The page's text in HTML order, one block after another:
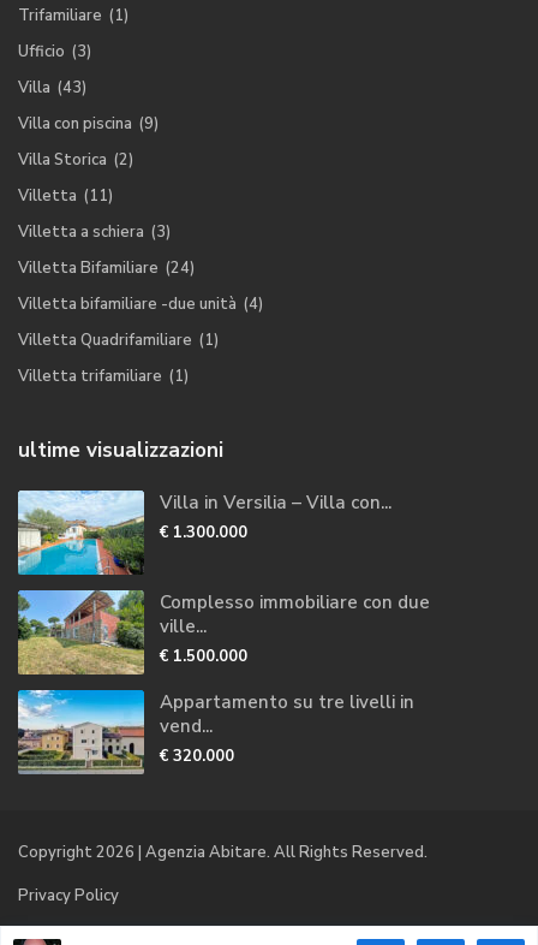
Trifamiliare (1)
Ufficio (3)
Villa (43)
Villa con piscina (9)
Villa Storica (2)
Villetta (11)
Villetta a schiera (3)
Villetta Bifamiliare (24)
Villetta bifamiliare -due unità (4)
Villetta Quadrifamiliare (1)
Villetta trifamiliare (1)
ultime visualizzazioni
Villa in Versilia – Villa con...
€ 1.300.000
Complesso immobiliare con due
ville...
€ 1.500.000
Appartamento su tre livelli in
vend...
€ 320.000
Copyright 2026 | Agenzia Abitare. All Rights Reserved.
Privacy Policy